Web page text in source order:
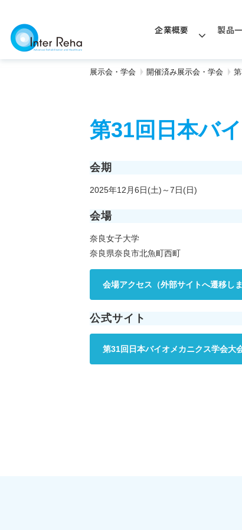
企業概要 製品
展示会・学会 開催済み展示会・学会
第31回日本バ
会期
2025年12月6日(土)～7日(日)
会場
奈良女子大学
奈良県奈良市北魚町西町
会場アクセス（外部サイトへ遷移しま
公式サイト
第31回日本バイオメカニクス学会大